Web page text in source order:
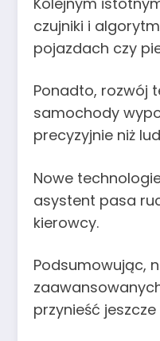
czujniki i
pojazdach czy
Ponadto, rozwój
samochody
precyzyjnie niż
Nowe
asystent pasa
kierowcy.
Podsumowując,
przynieść